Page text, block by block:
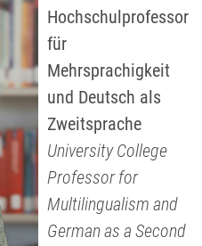
Hochschulprofessor
für
Mehrsprachigkeit
und Deutsch als
Zweitsprache
University College
Professor for
Multilingualism and
German as a Second